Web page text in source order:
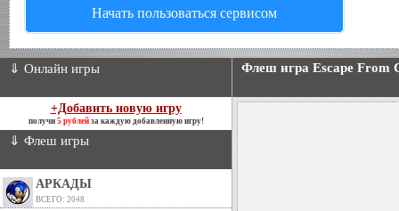
Начать пользоваться сервисом
⇓ Онлайн игры
+Добавить новую игру
получи 5 рублейза каждую добавленную игру!
⇓ Флеш игры
АРКАДЫ
ВСЕГО: 2048
Флеш игра Escape From